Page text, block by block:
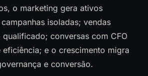
o marketing gera ativos
isoladas; vendas
conversas com CFO
eficiência; e o crescimento migra
e conversão.